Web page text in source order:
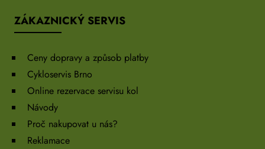
ZÁKAZNICKÝ SERVIS
Ceny dopravy a způsob platby
Cykloservis Brno
Online rezervace servisu kol
Návody
Proč nakupovat u nás?
Reklamace